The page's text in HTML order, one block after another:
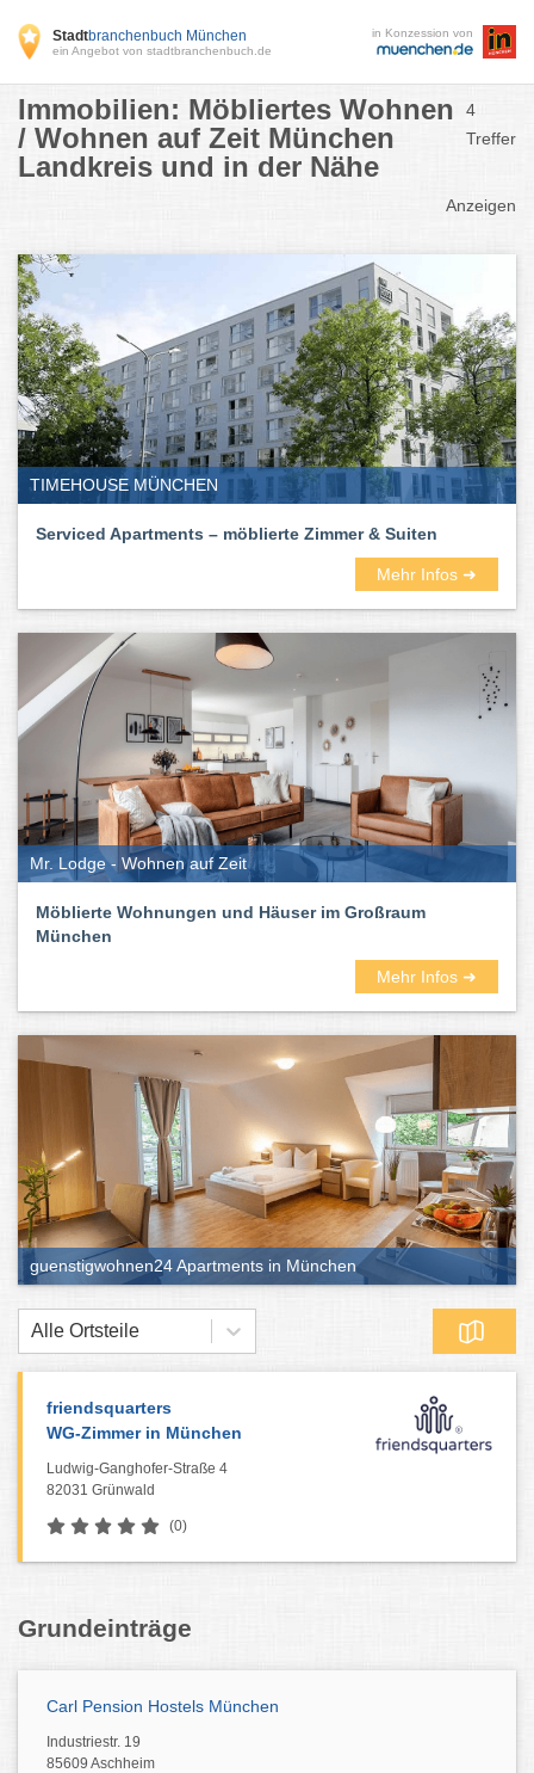
Stadtbranchenbuch München
ein Angebot von stadtbranchenbuch.de
in Konzession von
Immobilien: Möbliertes Wohnen
/ Wohnen auf Zeit München
Landkreis und in der Nähe
4
Treffer
Anzeigen
TIMEHOUSE MÜNCHEN
Serviced Apartments – möblierte Zimmer & Suiten
Mehr Infos ➜
Mr. Lodge - Wohnen auf Zeit
Möblierte Wohnungen und Häuser im Großraum
München
Mehr Infos ➜
guenstigwohnen24 Apartments in München
Alle Ortsteile
friendsquarters
WG-Zimmer in München
Ludwig-Ganghofer-Straße 4
82031 Grünwald
(0)
Grundeinträge
Carl Pension Hostels München
Industriestr. 19
85609 Aschheim